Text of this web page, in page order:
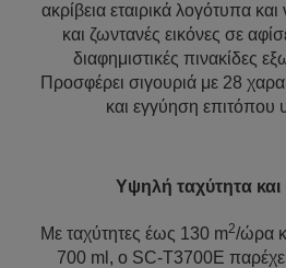
ακρίβεια εταιρικά λογότυπα
και ζωντανές εικόνες σε
διαφημιστικές πινακίδες
Προσφέρει σιγουριά με 28
και εγγύηση επιτόπου
Υψηλή ταχύτητα και
Με ταχύτητες έως 130 m2/ώρα
700 ml, ο SC-T3700E